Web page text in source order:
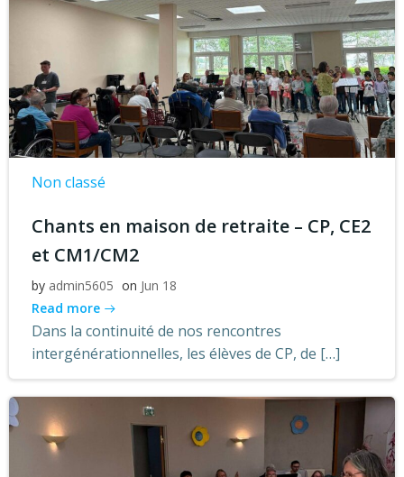
Non classé
Chants en maison de retraite – CP, CE2
et CM1/CM2
by admin5605 on Jun 18
Read more
Dans la continuité de nos rencontres
intergénérationnelles, les élèves de CP, de […]